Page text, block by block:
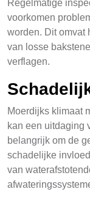
Regelmatige
voorkomen
worden. Dit omvat
van losse
verflagen.
Moerdijks klimaat
kan een uitdaging
belangrijk om de
schadelijke
van